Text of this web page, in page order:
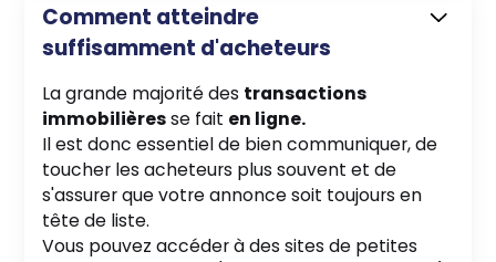
Comment atteindre
suffisamment d'acheteurs
La grande majorité des transactions
immobilièresse fait en ligne.
Il est donc essentiel de bien communiquer, de
toucher les acheteurs plus souvent et de
s'assurer que votre annonce soit toujours en
tête de liste.
Vous pouvez accéder à des sites de petites